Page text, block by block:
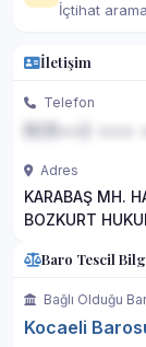
İçtihat
İletişim
Telefon
Adres
KARABAŞ MH.
BOZKURT
Baro Tescil
Bağlı Olduğu
Kocaeli